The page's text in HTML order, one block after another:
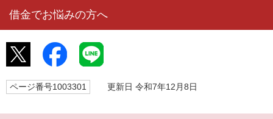
借金でお悩みの方へ
ページ番号1003301 更新日 令和7年12月8日